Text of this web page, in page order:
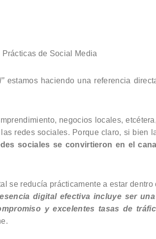
estamos haciendo una referencia
negocios locales,
redes sociales. Porque claro, si bien
sociales se convirtieron en el
se reducía prácticamente a estar
digital efectiva incluye ser
y excelentes tasas de